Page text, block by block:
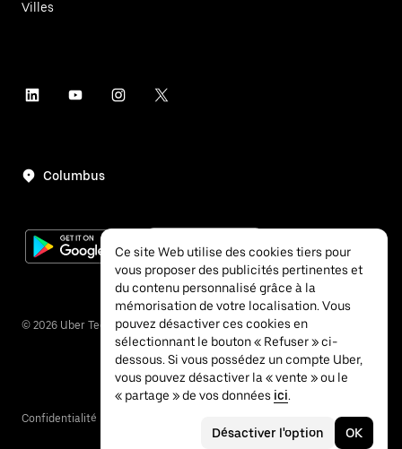
Villes
Columbus
© 2026 Uber Technologies Inc.
Confidentialité
Ce site Web utilise des cookies tiers pour
vous proposer des publicités pertinentes et
du contenu personnalisé grâce à la
mémorisation de votre localisation. Vous
pouvez désactiver ces cookies en
sélectionnant le bouton « Refuser » ci-
dessous. Si vous possédez un compte Uber,
vous pouvez désactiver la « vente » ou le
« partage » de vos données ici.
Désactiver l'option OK